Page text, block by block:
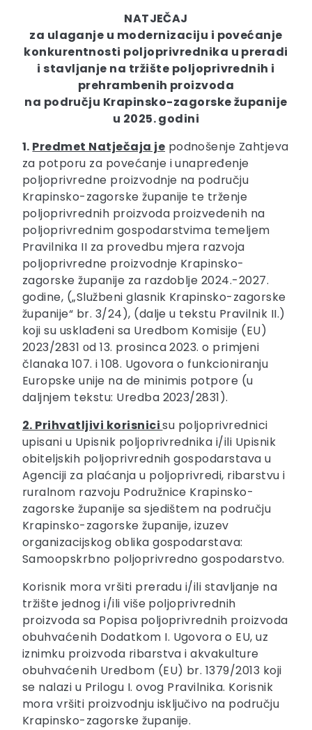
NATJEČAJ
za ulaganje u modernizaciju i povećanje
konkurentnosti poljoprivrednika u preradi
i stavljanje na tržište poljoprivrednih i
prehrambenih proizvoda
na području Krapinsko-zagorske županije
u 2025. godini
1. Predmet Natječaja je podnošenje Zahtjeva
za potporu za povećanje i unapređenje
poljoprivredne proizvodnje na području
Krapinsko-zagorske županije te trženje
poljoprivrednih proizvoda proizvedenih na
poljoprivrednim gospodarstvima temeljem
Pravilnika II za provedbu mjera razvoja
poljoprivredne proizvodnje Krapinsko-
zagorske županije za razdoblje 2024.-2027.
godine, („Službeni glasnik Krapinsko-zagorske
županije“ br. 3/24), (dalje u tekstu Pravilnik II.)
koji su usklađeni sa Uredbom Komisije (EU)
2023/2831 оd 13. prosinca 2023. o primjeni
članaka 107. i 108. Ugovora o funkcioniranju
Europske unije na de minimis potpore (u
daljnjem tekstu: Uredba 2023/2831).
2. Prihvatljivi korisnicisu poljoprivrednici
upisani u Upisnik poljoprivrednika i/ili Upisnik
obiteljskih poljoprivrednih gospodarstava u
Agenciji za plaćanja u poljoprivredi, ribarstvu i
ruralnom razvoju Podružnice Krapinsko-
zagorske županije sa sjedištem na području
Krapinsko-zagorske županije, izuzev
organizacijskog oblika gospodarstava:
Samoopskrbno poljoprivredno gospodarstvo.
Korisnik mora vršiti preradu i/ili stavljanje na
tržište jednog i/ili više poljoprivrednih
proizvoda sa Popisa poljoprivrednih proizvoda
obuhvaćenih Dodatkom I. Ugovora o EU, uz
iznimku proizvoda ribarstva i akvakulture
obuhvaćenih Uredbom (EU) br. 1379/2013 koji
se nalazi u Prilogu I. ovog Pravilnika. Korisnik
mora vršiti proizvodnju isključivo na području
Krapinsko-zagorske županije.